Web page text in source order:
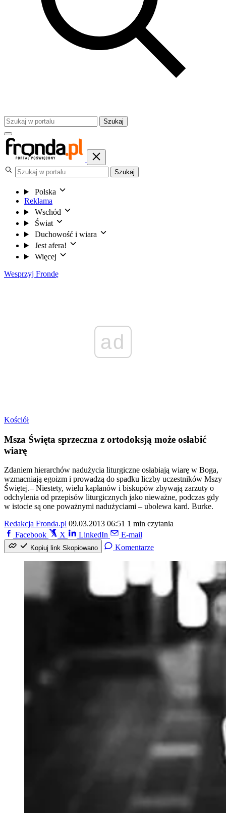
Szukaj
Szukaj
Polska
Reklama
Wschód
Świat
Duchowość i wiara
Jest afera!
Więcej
Wesprzyj Frondę
ad
Kościół
Msza Święta sprzeczna z ortodoksją może osłabić
wiarę
Zdaniem hierarchów nadużycia liturgiczne osłabiają wiarę w Boga,
wzmacniają egoizm i prowadzą do spadku liczby uczestników Mszy
Świętej.– Niestety, wielu kapłanów i biskupów zbywają zarzuty o
odchylenia od przepisów liturgicznych jako nieważne, podczas gdy
w istocie są one poważnymi nadużyciami – ubolewa kard. Burke.
Redakcja Fronda.pl 09.03.2013 06:51 1 min czytania
Facebook
X LinkedIn E-mail
Kopiuj link Skopiowano Komentarze